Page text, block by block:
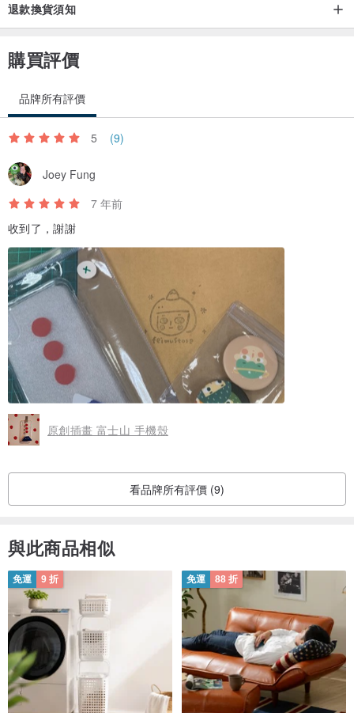
退款換貨須知
購買評價
品牌所有評價
5 (9)
Joey Fung
7 年前
收到了，謝謝
原創插畫 富士山 手機殼
看品牌所有評價 (9)
與此商品相似
免運 9 折 免運 88 折